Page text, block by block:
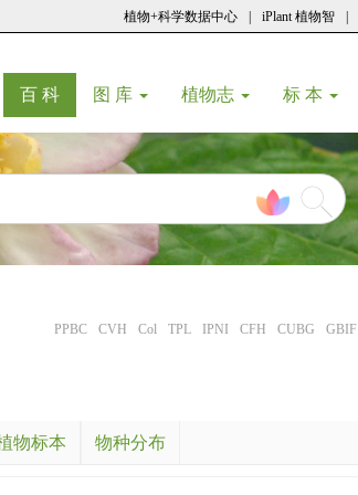
植物+科学数据中心 iPlant 植物智
百 科(current)
图 库 植物志 标 本
PPBC CVH Col TPL IPNI CFH CUBG GBIF
物标本 物种分布